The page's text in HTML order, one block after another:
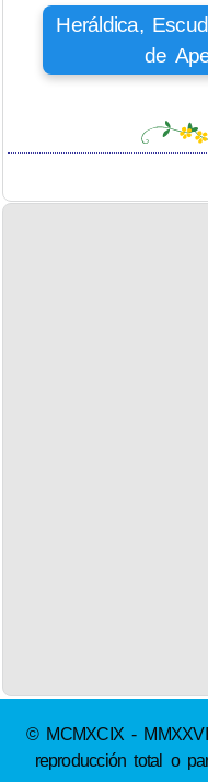
Heráldica,
de
© MCMXCIX -
reproducción total o